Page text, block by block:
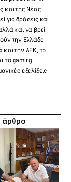
και της Νέας
για δράσεις και
και να βρεί
την Ελλάδα
και την ΑΕΚ, το
το gaming
εξελίξεις
άρθρο